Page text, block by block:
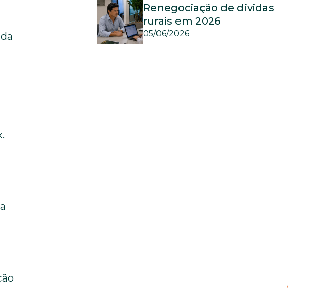
Renegociação de dívidas
rurais em 2026
05/06/2026